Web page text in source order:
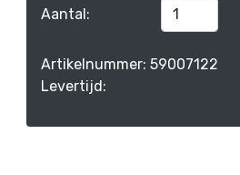
Aantal:
Artikelnummer: 59007122
Levertijd: